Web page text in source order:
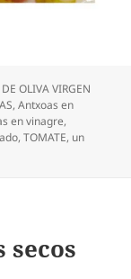
OLIVA VIRGEN
,Antxoas en
en vinagre,
,TOMATE, un
de antxoas, bonito y
secos